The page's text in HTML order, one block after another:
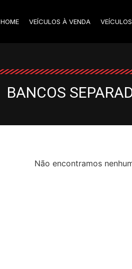
HOME VEÍCULOS À VENDA
BANCOS
Não encontramos